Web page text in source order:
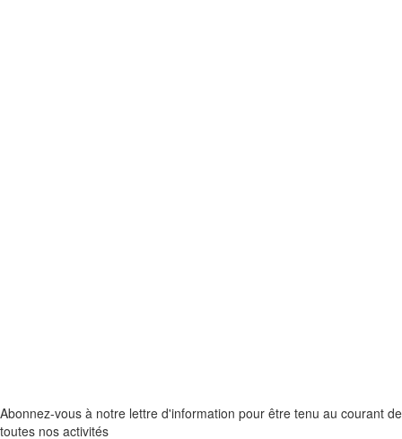
Abonnez-vous à notre lettre d'information pour être tenu au courant de
toutes nos activités